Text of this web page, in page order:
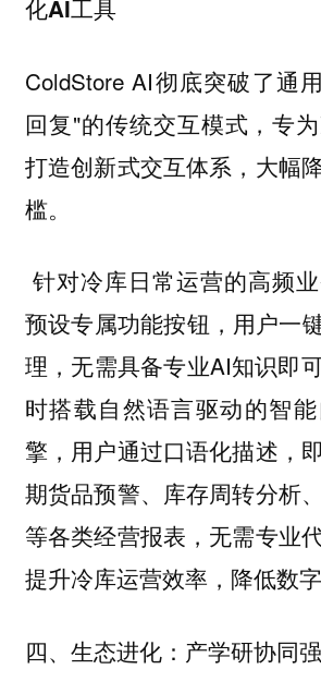
化AI工具
ColdStore AI彻底突破了通
回复"的传统交互模式，专
打造创新式交互体系，大幅
槛。
针对冷库日常运营的高频
预设专属功能按钮，用户一
理，无需具备专业AI知识即
时搭载自然语言驱动的智
擎，用户通过口语化描述，
期货品预警、库存周转分析
等各类经营报表，无需专业
提升冷库运营效率，降低数字
四、生态进化：产学研协同